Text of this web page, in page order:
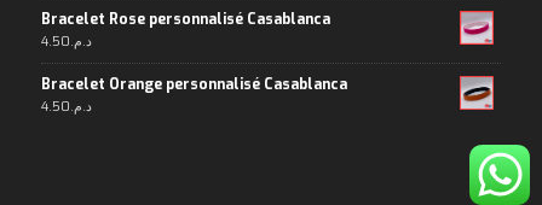
Bracelet Rose personnalisé Casablanca
د.م.4.50
Bracelet Orange personnalisé Casablanca
د.م.4.50